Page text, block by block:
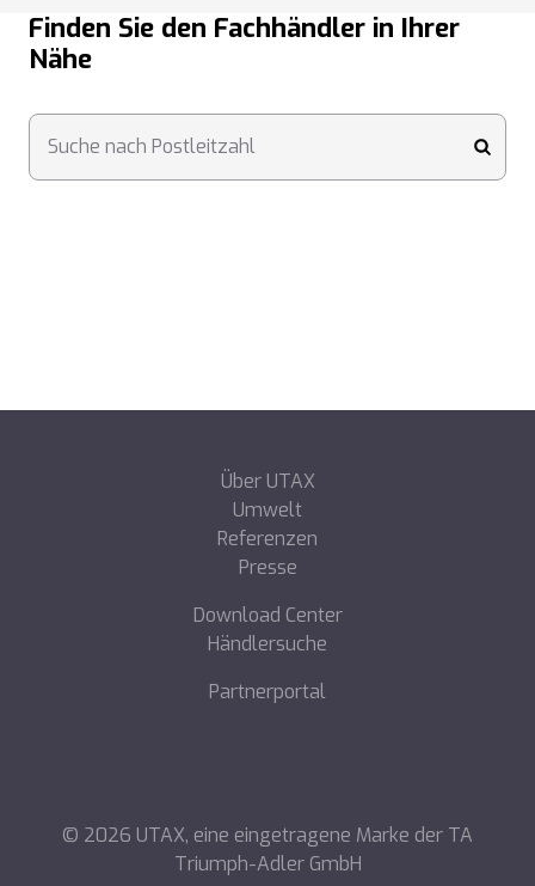
Finden Sie den Fachhändler in Ihrer
Nähe
Suche nach Postleitzahl
Über UTAX
Umwelt
Referenzen
Presse
Download Center
Händlersuche
Partnerportal
© 2026 UTAX, eine eingetragene Marke der TA
Triumph-Adler GmbH